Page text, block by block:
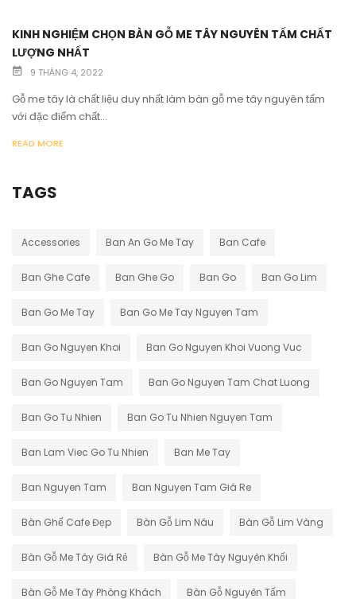
KINH NGHIỆM CHỌN BÀN GỖ ME TÂY NGUYÊN TẤM CHẤT
LƯỢNG NHẤT
9 THÁNG 4, 2022
Gỗ me tây là chất liệu duy nhất làm bàn gỗ me tây nguyên tấm
với đặc điểm chất...
READ MORE
TAGS
Accessories Ban An Go Me Tay Ban Cafe
Ban Ghe Cafe Ban Ghe Go Ban Go Ban Go Lim
Ban Go Me Tay Ban Go Me Tay Nguyen Tam
Ban Go Nguyen Khoi Ban Go Nguyen Khoi Vuong Vuc
Ban Go Nguyen Tam Ban Go Nguyen Tam Chat Luong
Ban Go Tu Nhien Ban Go Tu Nhien Nguyen Tam
Ban Lam Viec Go Tu Nhien Ban Me Tay
Ban Nguyen Tam Ban Nguyen Tam Giá Re
Bàn Ghế Cafe Đẹp Bàn Gỗ Lim Nâu Bàn Gỗ Lim Vàng
Bàn Gỗ Me Tây Giá Rẻ Bàn Gỗ Me Tây Nguyên Khối
Bàn Gỗ Me Tây Phòng Khách Bàn Gỗ Nguyên Tấm